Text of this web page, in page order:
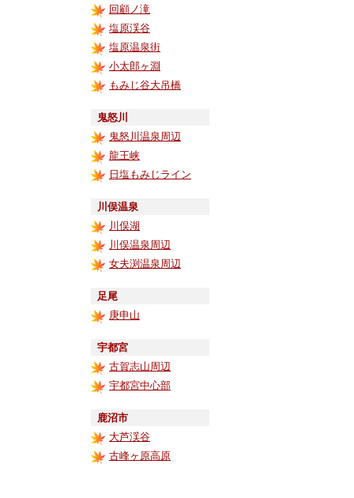
回顧ノ滝
塩原渓谷
塩原温泉街
小太郎ヶ淵
もみじ谷大吊橋
鬼怒川
鬼怒川温泉周辺
龍王峡
日塩もみじライン
川俣温泉
川俣湖
川俣温泉周辺
女夫渕温泉周辺
足尾
庚申山
宇都宮
古賀志山周辺
宇都宮中心部
鹿沼市
大芦渓谷
古峰ヶ原高原